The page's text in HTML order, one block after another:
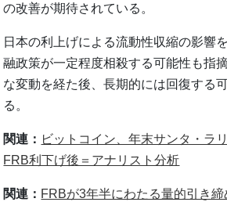
の改善が期待されている。
日本の利上げによる流動性収縮の影響
融政策が一定程度相殺する可能性も指
な変動を経た後、長期的には回復する
る。
関連： ビットコイン、年末サンタ・ラ
FRB利下げ後＝アナリスト分析
関連： FRBが3年半にわたる量的引き